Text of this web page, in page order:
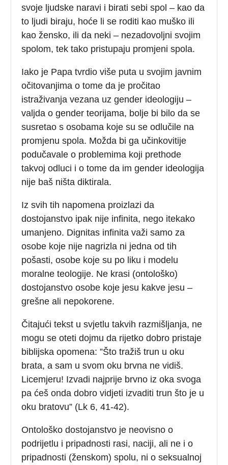
svoje ljudske naravi i birati sebi spol – kao da
to ljudi biraju, hoće li se roditi kao muško ili
kao žensko, ili da neki – nezadovoljni svojim
spolom, tek tako pristupaju promjeni spola.
Iako je Papa tvrdio više puta u svojim javnim
očitovanjima o tome da je pročitao
istraživanja vezana uz gender ideologiju –
valjda o gender teorijama, bolje bi bilo da se
susretao s osobama koje su se odlučile na
promjenu spola. Možda bi ga učinkovitije
podučavale o problemima koji prethode
takvoj odluci i o tome da im gender ideologija
nije baš ništa diktirala.
Iz svih tih napomena proizlazi da
dostojanstvo ipak nije infinita, nego itekako
umanjeno. Dignitas infinita važi samo za
osobe koje nije nagrizla ni jedna od tih
pošasti, osobe koje su po liku i modelu
moralne teologije. Ne krasi (ontološko)
dostojanstvo osobe koje jesu kakve jesu –
grešne ali nepokorene.
Čitajući tekst u svjetlu takvih razmišljanja, ne
mogu se oteti dojmu da rijetko dobro pristaje
biblijska opomena: ”Što tražiš trun u oku
brata, a sam u svom oku brvna ne vidiš.
Licemjeru! Izvadi najprije brvno iz oka svoga
pa ćeš onda dobro vidjeti izvaditi trun što je u
oku bratovu” (Lk 6, 41-42).
Ontološko dostojanstvo je neovisno o
podrijetlu i pripadnosti rasi, naciji, ali ne i o
pripadnosti (ženskom) spolu, ni o seksualnoj